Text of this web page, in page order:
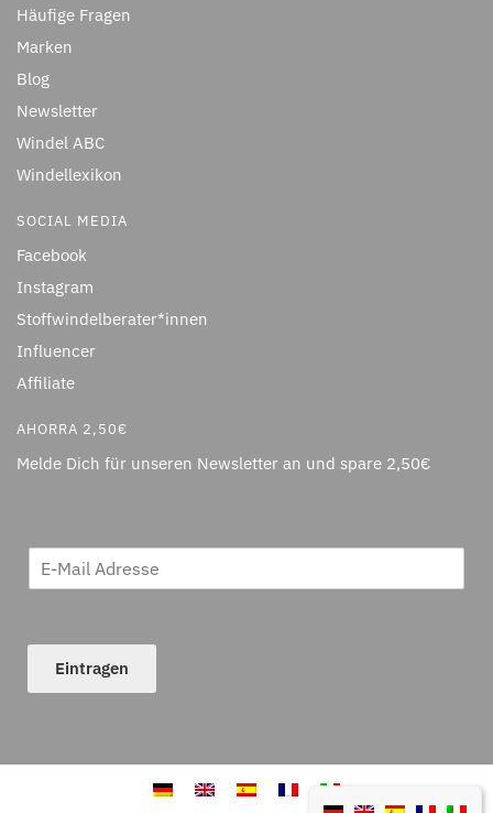
Häufige Fragen
Marken
Blog
Newsletter
Windel ABC
Windellexikon
SOCIAL MEDIA
Facebook
Instagram
Stoffwindelberater*innen
Influencer
Affiliate
AHORRA 2,50€
Melde Dich für unseren Newsletter an und spare 2,50€
Eintragen